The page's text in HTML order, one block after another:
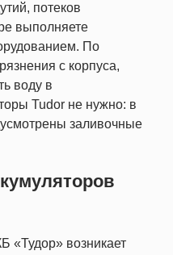
потеков
выполняете
По
с корпуса,
воду в
Tudor не нужно: в
заливочные
«Тудор» возникает